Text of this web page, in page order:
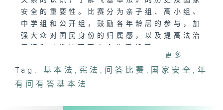
安全的重要性。比赛分为亲子组、高小组、
中学组和公开组，鼓励各年龄层的参与，加
强大众对国民身份的归属感，以及提高法治
更多...
Tag: 基本法 , 宪法 , 问答比赛 , 国家安全 , 年
有问有答基本法